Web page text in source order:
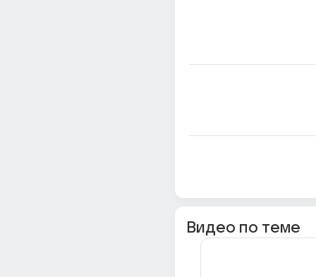
Видео по теме